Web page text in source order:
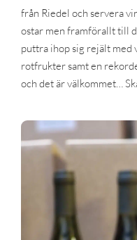
från Riedel och servera
ostar men framförallt till
puttra ihop sig rejält med
rotfrukter samt en
och det är välkommet…